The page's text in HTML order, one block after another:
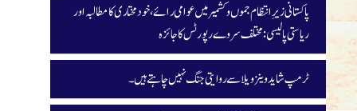
پاکستانی زیرِ انتظام جموں و کشمیر میں عوامی رائے، خودمختاری کا مطالبہ اور
ریاستی پالیسی: مختلف سروے رپورٹس کا جائزہ
ٹرمپ شاید وینزویلا سے روایتی جنگ نہیں چاہتے ہیں۔